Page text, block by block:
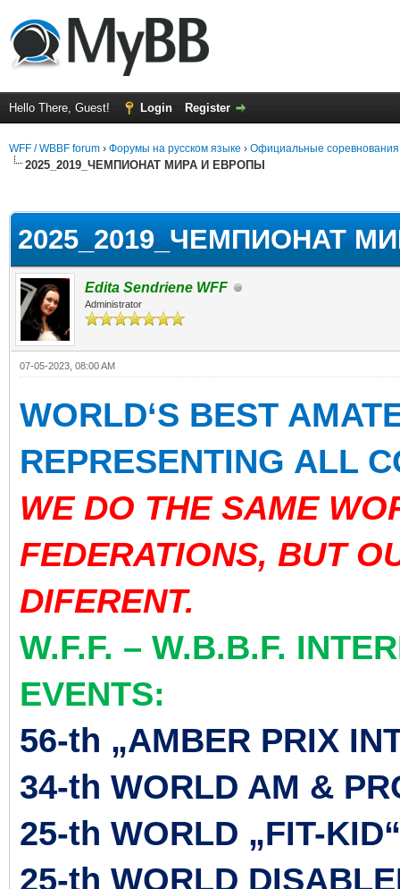
Hello There, Guest! Login Register
WFF / WBBF forum › Форумы на русском языке › Официальные соревнования
2025_2019_ЧЕМПИОНАТ МИРА И ЕВРОПЫ
2025_2019_ЧЕМПИОНАТ
Edita Sendriene WFF
Administrator
07-05-2023, 08:00 AM
WORLD‘S BEST
REPRESENTING ALL
WE DO THE SAME
FEDERATIONS, BUT
DIFERENT.
W.F.F. – W.B.B.F.
EVENTS:
56-th „AMBER PRIX
34-th WORLD AM &
25-th WORLD „FIT-
25-th WORLD